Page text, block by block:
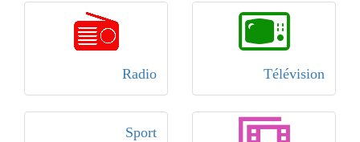
Télévision
Radio
Sport